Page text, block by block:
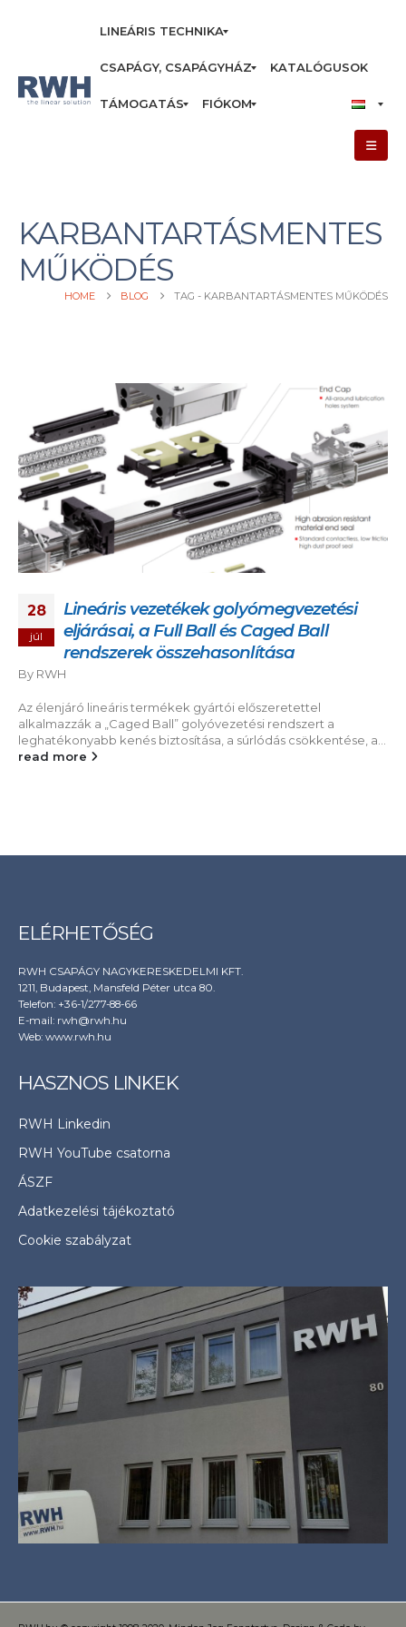
LINEÁRIS TECHNIKA
CSAPÁGY, CSAPÁGYHÁZ KATALÓGUSOK
TÁMOGATÁS FIÓKOM
KARBANTARTÁSMENTES
MŰKÖDÉS
HOME BLOG TAG - KARBANTARTÁSMENTES MŰKÖDÉS
28
júl
Lineáris vezetékek golyómegvezetési
eljárásai, a Full Ball és Caged Ball
rendszerek összehasonlítása
By RWH
Az élenjáró lineáris termékek gyártói előszeretettel
alkalmazzák a „Caged Ball” golyóvezetési rendszert a
leghatékonyabb kenés biztosítása, a súrlódás csökkentése, a...
read more
ELÉRHETŐSÉG
RWH CSAPÁGY NAGYKERESKEDELMI KFT.
1211, Budapest, Mansfeld Péter utca 80.
Telefon: +36-1/277-88-66
E-mail: rwh@rwh.hu
Web: www.rwh.hu
HASZNOS LINKEK
RWH Linkedin
RWH YouTube csatorna
ÁSZF
Adatkezelési tájékoztató
Cookie szabályzat